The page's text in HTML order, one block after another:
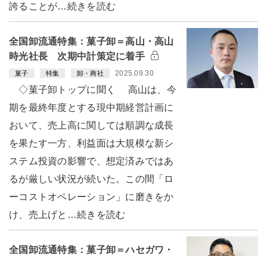
誇ることが…続きを読む
全国卸流通特集：菓子卸＝高山・高山
時光社長 次期中計策定に着手
菓子 特集 卸・商社 2025.09.30
◇菓子卸トップに聞く 高山は、今
期を最終年度とする現中期経営計画に
おいて、売上高に関しては順調な成長
を果たす一方、利益面は大規模な新シ
ステム投資の影響で、想定済みではあ
るが厳しい状況が続いた。この間「ロ
ーコストオペレーション」に磨きをか
け、売上げと…続きを読む
全国卸流通特集：菓子卸＝ハセガワ・